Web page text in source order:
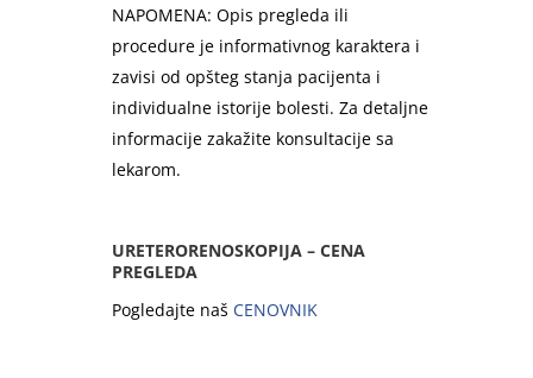
NAPOMENA: Opis pregleda ili
procedure je informativnog karaktera i
zavisi od opšteg stanja pacijenta i
individualne istorije bolesti. Za detaljne
informacije zakažite konsultacije sa
lekarom.
URETERORENOSKOPIJA – CENA
PREGLEDA
Pogledajte naš CENOVNIK